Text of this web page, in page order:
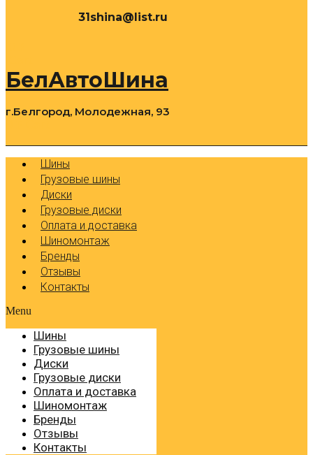
31shina@list.ru
БелАвтоШина
г.Белгород, Молодежная, 93
Шины
Грузовые шины
Диски
Грузовые диски
Оплата и доставка
Шиномонтаж
Бренды
Отзывы
Контакты
Menu
Шины
Грузовые шины
Диски
Грузовые диски
Оплата и доставка
Шиномонтаж
Бренды
Отзывы
Контакты